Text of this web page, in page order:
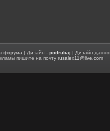
форума | Дизайн -podrubaj | Дизайн
пишите на почтуrusalex11@live.com